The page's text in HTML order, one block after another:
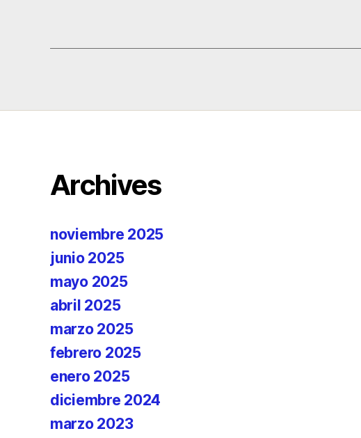
Archives
noviembre 2025
junio 2025
mayo 2025
abril 2025
marzo 2025
febrero 2025
enero 2025
diciembre 2024
marzo 2023